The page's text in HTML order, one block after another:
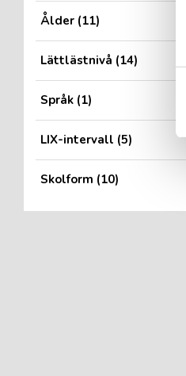
Ålder (11)
Lättlästnivå (14)
Språk (1)
LIX-intervall (5)
Skolform (10)